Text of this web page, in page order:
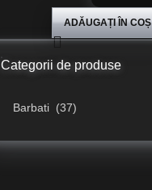
ADĂUGAȚI ÎN COȘ
Categorii de produse